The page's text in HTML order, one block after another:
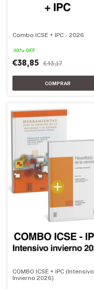
Combo ICSE + IPC - 2026
-10% OFF
€38,85 €43,17
COMBO ICSE + IPC (Intensivo
Invierno 2026)